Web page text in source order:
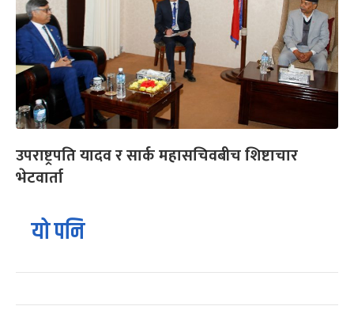
उपराष्ट्रपति यादव र सार्क महासचिवबीच शिष्टाचार
भेटवार्ता
यो पनि